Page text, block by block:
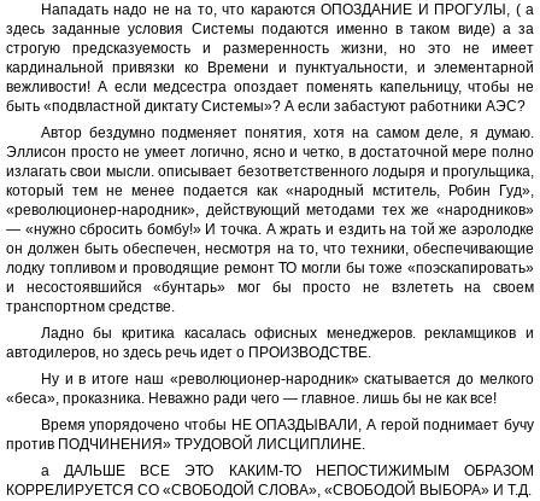
Нападать надо не на то, что караются ОПОЗДАНИЕ И ПРОГУЛЫ, ( а
здесь заданные условия Системы подаются именно в таком виде) а за
строгую предсказуемость и размеренность жизни, но это не имеет
кардинальной привязки ко Времени и пунктуальности, и элементарной
вежливости! А если медсестра опоздает поменять капельницу, чтобы не
быть «подвластной диктату Системы»? А если забастуют работники АЭС?
Автор бездумно подменяет понятия, хотя на самом деле, я думаю.
Эллисон просто не умеет логично, ясно и четко, в достаточной мере полно
излагать свои мысли. описывает безответственного лодыря и прогульщика,
который тем не менее подается как «народный мститель, Робин Гуд»,
«революционер-народник», действующий методами тех же «народников»
— «нужно сбросить бомбу!» И точка. А жрать и ездить на той же аэролодке
он должен быть обеспечен, несмотря на то, что техники, обеспечивающие
лодку топливом и проводящие ремонт ТО могли бы тоже «поэскапировать»
и несостоявшийся «бунтарь» мог бы просто не взлететь на своем
транспортном средстве.
Ладно бы критика касалась офисных менеджеров. рекламщиков и
автодилеров, но здесь речь идет о ПРОИЗВОДСТВЕ.
Ну и в итоге наш «революционер-народник» скатывается до мелкого
«беса», проказника. Неважно ради чего — главное. лишь бы не как все!
Время упорядочено чтобы НЕ ОПАЗДЫВАЛИ, А герой поднимает бучу
против ПОДЧИНЕНИЯ» ТРУДОВОЙ ЛИСЦИПЛИНЕ.
а ДАЛЬШЕ ВСЕ ЭТО КАКИМ-ТО НЕПОСТИЖИМЫМ ОБРАЗОМ
КОРРЕЛИРУЕТСЯ СО «СВОБОДОЙ СЛОВА», «СВОБОДОЙ ВЫБОРА» И Т.Д.